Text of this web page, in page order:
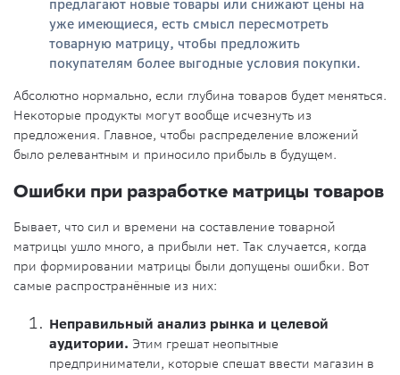
предлагают новые товары или снижают цены на
уже имеющиеся, есть смысл пересмотреть
товарную матрицу, чтобы предложить
покупателям более выгодные условия покупки.
Абсолютно нормально, если глубина товаров будет меняться.
Некоторые продукты могут вообще исчезнуть из
предложения. Главное, чтобы распределение вложений
было релевантным и приносило прибыль в будущем.
Ошибки при разработке матрицы товаров
Бывает, что сил и времени на составление товарной
матрицы ушло много, а прибыли нет. Так случается, когда
при формировании матрицы были допущены ошибки. Вот
самые распространённые из них:
Неправильный анализ рынка и целевой
аудитории. Этим грешат неопытные
предприниматели, которые спешат ввести магазин в